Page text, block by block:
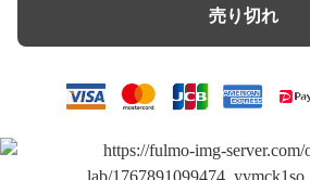
売り切れ